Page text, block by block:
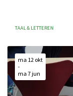
TAAL & LETTEREN
ma 12 okt
-
ma 7 jun